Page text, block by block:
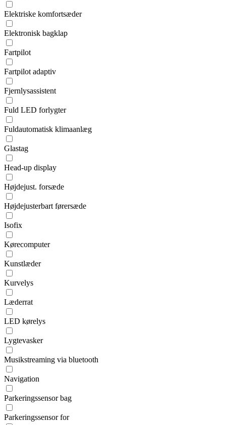
Elektriske komfortsæder
Elektronisk bagklap
Fartpilot
Fartpilot adaptiv
Fjernlysassistent
Fuld LED forlygter
Fuldautomatisk klimaanlæg
Glastag
Head-up display
Højdejust. forsæde
Højdejusterbart førersæde
Isofix
Kørecomputer
Kunstlæder
Kurvelys
Læderrat
LED kørelys
Lygtevasker
Musikstreaming via bluetooth
Navigation
Parkeringssensor bag
Parkeringssensor for